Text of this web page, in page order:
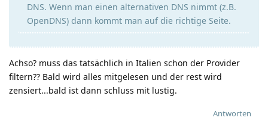
DNS. Wenn man einen alternativen DNS nimmt (z.B.
OpenDNS) dann kommt man auf die richtige Seite.
Achso? muss das tatsächlich in Italien schon der Provider
filtern?? Bald wird alles mitgelesen und der rest wird
zensiert...bald ist dann schluss mit lustig.
Antworten